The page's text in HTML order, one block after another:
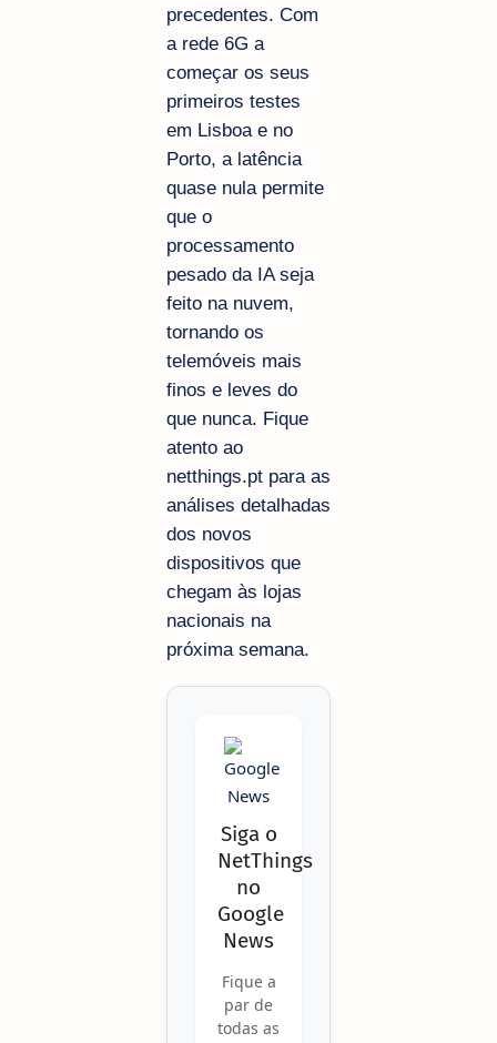
precedentes. Com
a rede 6G a
começar os seus
primeiros testes
em Lisboa e no
Porto, a latência
quase nula permite
que o
processamento
pesado da IA seja
feito na nuvem,
tornando os
telemóveis mais
finos e leves do
que nunca. Fique
atento ao
netthings.pt para as
análises detalhadas
dos novos
dispositivos que
chegam às lojas
nacionais na
próxima semana.
Siga o
NetThings
no
Google
News
Fique a
par de
todas as